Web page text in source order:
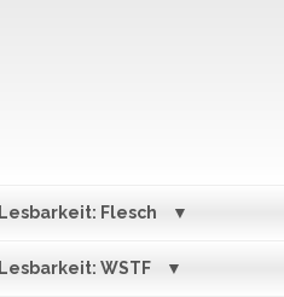
Lesbarkeit: Flesch
Lesbarkeit: WSTF